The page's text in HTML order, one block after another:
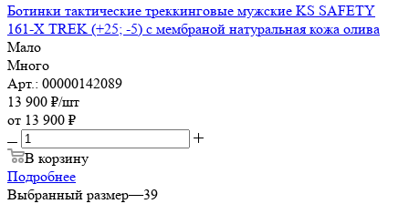
Ботинки тактические треккинговые мужские KS SAFETY
161-X TREK (+25; -5) с мембраной натуральная кожа олива
Мало
Много
Арт.: 00000142089
13 900 ₽/шт
от 13 900 ₽
В корзину
Подробнее
Выбранный размер—39